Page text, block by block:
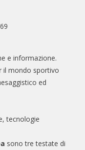
e informazione.
il mondo sportivo
ed
tecnologie
sono tre testate di